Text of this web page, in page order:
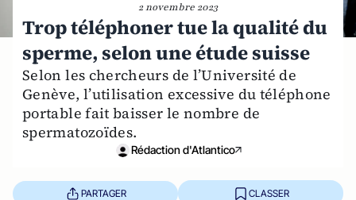
2 novembre 2023
Trop téléphoner tue la qualité du
sperme, selon une étude suisse
Selon les chercheurs de l’Université de
Genève, l’utilisation excessive du téléphone
portable fait baisser le nombre de
spermatozoïdes.
Rédaction d'Atlantico
PARTAGER CLASSER